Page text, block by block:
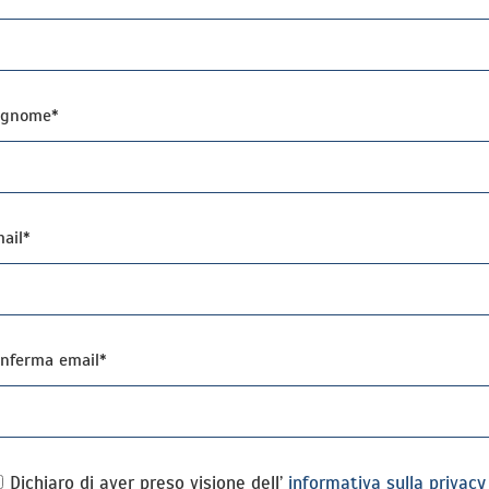
email*
Dichiaro di aver preso visione dell’ informativa sulla